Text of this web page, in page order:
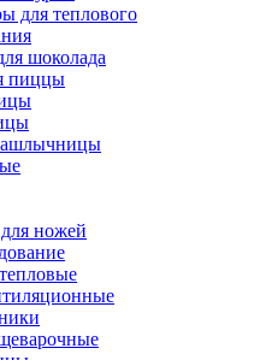
для теплового
шоколада
пиццы
ножей